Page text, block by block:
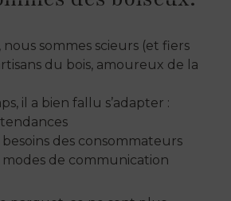
sommes scieurs (et fiers
du bois, amoureux de la
il a bien fallu s’adapter :
des consommateurs
de communication